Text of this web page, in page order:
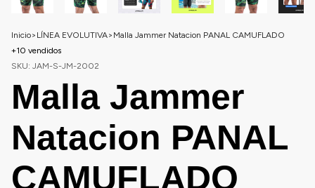
Inicio> LÍNEA EVOLUTIVA> Malla Jammer Natacion PANAL CAMUFLADO
+10 vendidos
SKU: JAM-S-JM-2002
Malla Jammer
Natacion PANAL
CAMUFLADO